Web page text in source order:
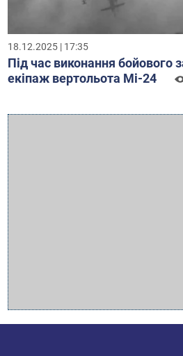
18.12.2025 | 17:35
Під час виконання бойового
екіпаж вертольота Мі-24